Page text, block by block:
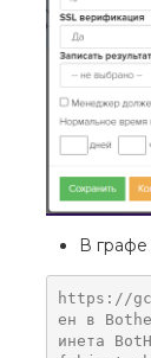
В графе
https://
ен в
инета